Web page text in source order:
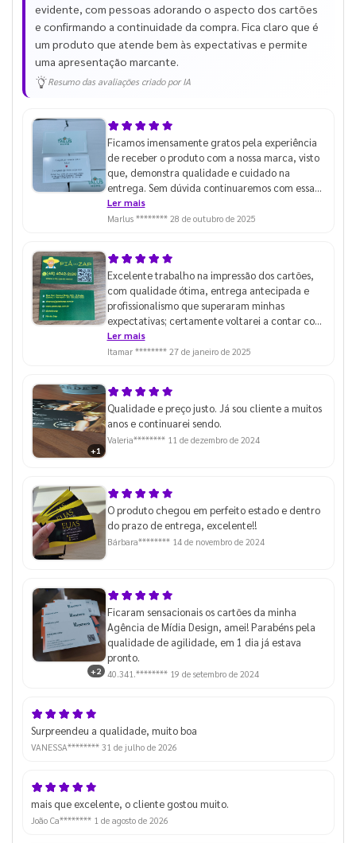
evidente, com pessoas adorando o aspecto dos cartões
e confirmando a continuidade da compra. Fica claro que é
um produto que atende bem às expectativas e permite
uma apresentação marcante.
Resumo das avaliações criado por IA
Ficamos imensamente gratos pela experiência
de receber o produto com a nossa marca, visto
que, demonstra qualidade e cuidado na
entrega. Sem dúvida continuaremos com essa
parceria para os próximos projetos.
Ler mais
Marlus ******** 28 de outubro de 2025
Excelente trabalho na impressão dos cartões,
com qualidade ótima, entrega antecipada e
profissionalismo que superaram minhas
expectativas; certamente voltarei a contar com
vocês e recomendarei a outros.
Ler mais
Itamar ******** 27 de janeiro de 2025
+1
Qualidade e preço justo. Já sou cliente a muitos
anos e continuarei sendo.
Valeria******** 11 de dezembro de 2024
O produto chegou em perfeito estado e dentro
do prazo de entrega, excelente!!
Bárbara******** 14 de novembro de 2024
+2
Ficaram sensacionais os cartões da minha
Agência de Mídia Design, amei! Parabéns pela
qualidade de agilidade, em 1 dia já estava
pronto.
40.341.******** 19 de setembro de 2024
Surpreendeu a qualidade, muito boa
VANESSA******** 31 de julho de 2026
mais que excelente, o cliente gostou muito.
João Ca******** 1 de agosto de 2026